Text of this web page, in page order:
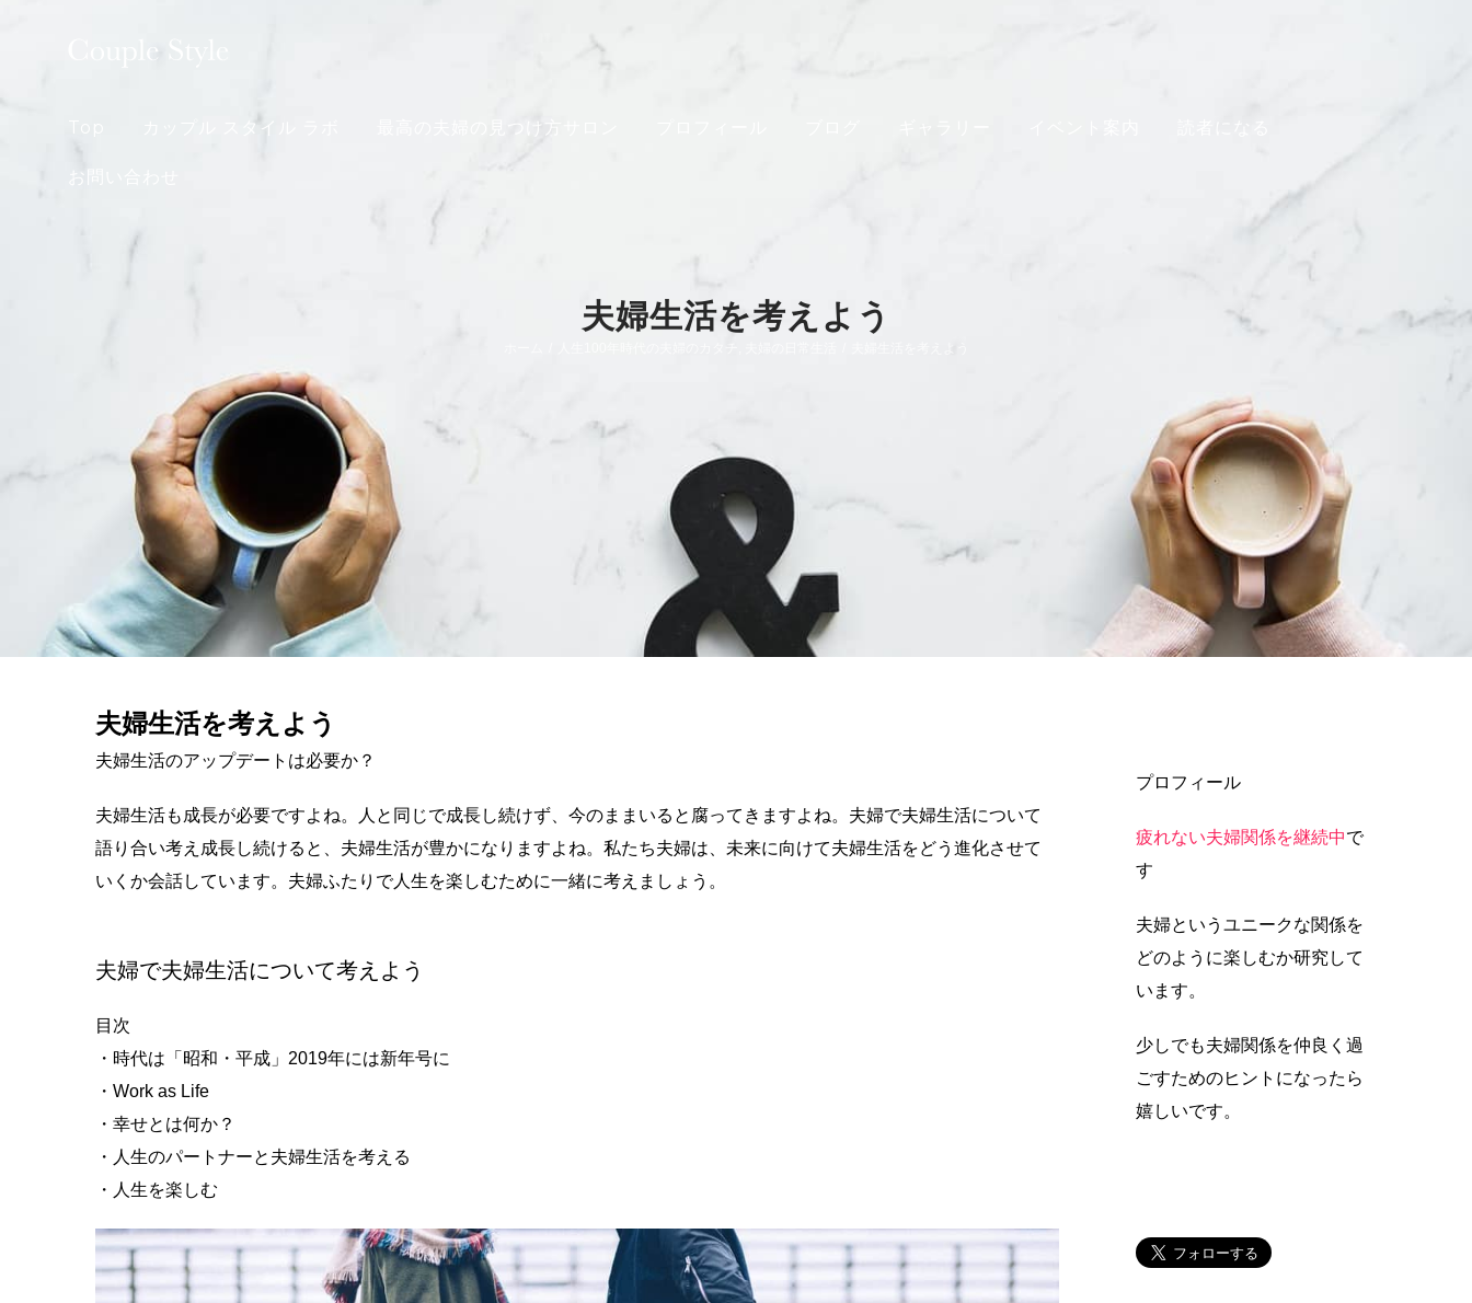
Top カップル スタイル ラボ 最高の夫婦の見つけ方サロン
お問い合わせ
夫婦生活を考えよう
夫婦生活を考えよう
夫婦生活のアップデートは必要か？
夫婦生活も成長が必要ですよね。人と同じで成長し続けず、今のままいると腐ってきますよね。夫婦で夫婦生活について
語り合い考え成長し続けると、夫婦生活が豊かになりますよね。私たち夫婦は、未来に向けて夫婦生活をどう進化させて
いくか会話しています。夫婦ふたりで人生を楽しむために一緒に考えましょう。
夫婦で夫婦生活について考えよう
目次
・時代は「昭和・平成」2019年には新年号に
・Work as Life
・幸せとは何か？
・人生のパートナーと夫婦生活を考える
・人生を楽しむ
プロフィール
疲れない夫婦関係を継続中で
す
夫婦というユニークな関係を
どのように楽しむか研究して
います。
少しでも夫婦関係を仲良く過
ごすためのヒントになったら
嬉しいです。